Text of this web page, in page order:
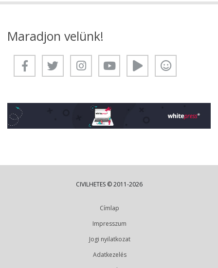
Maradjon velünk!
CIVILHETES © 2011-2026
Címlap
Impresszum
Jogi nyilatkozat
Adatkezelés